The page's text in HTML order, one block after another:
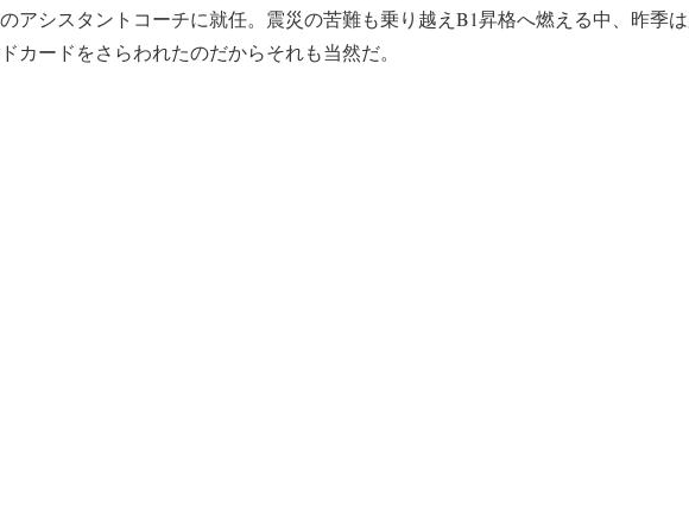
アシスタントコーチに就任。震災の苦難も乗り越えB1昇格へ燃える中、昨季
カードをさらわれたのだからそれも当然だ。